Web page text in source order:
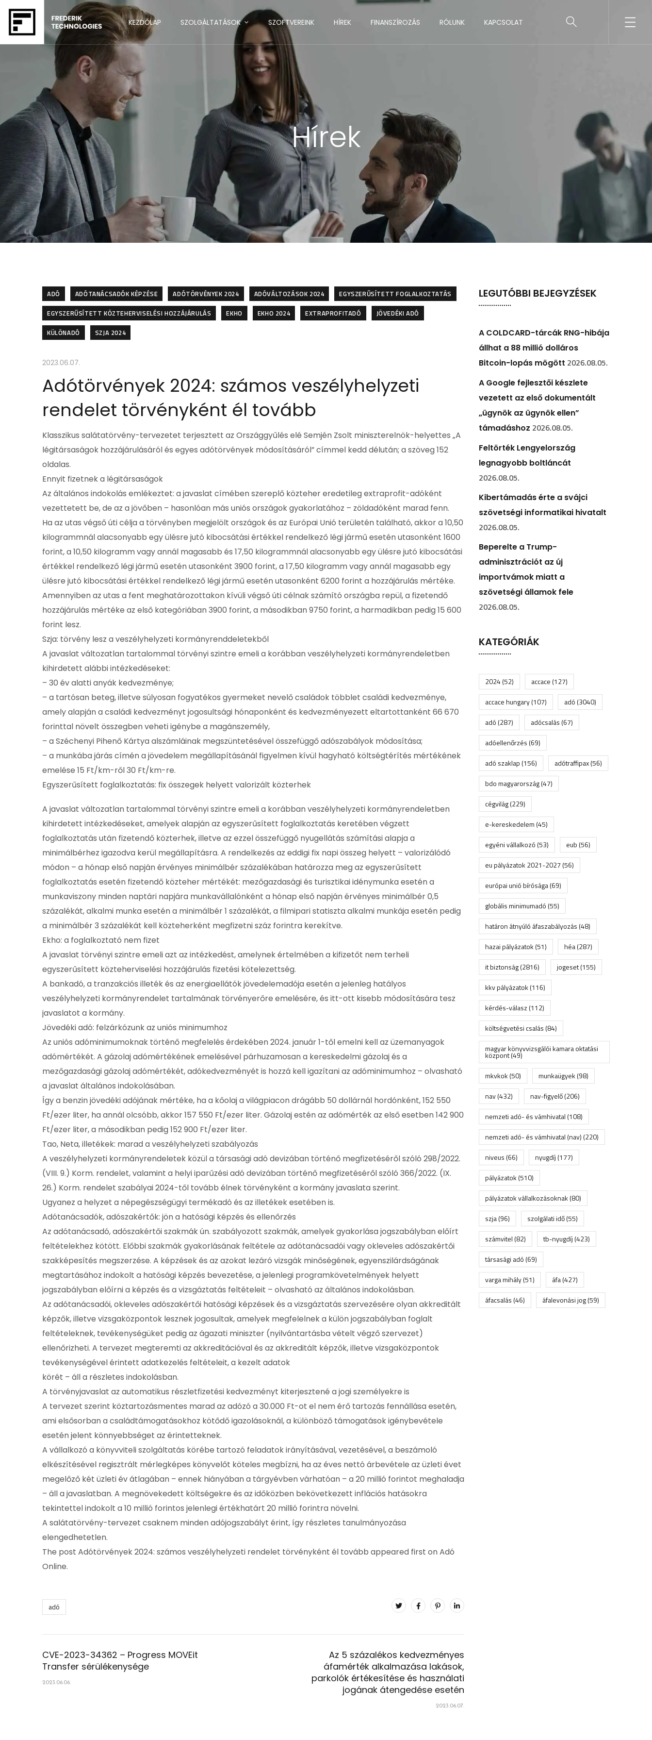
KEZDŐLAP SZOLGÁLTATÁSOK SZOFTVEREINK HÍREK FINANSZÍROZÁS RÓLUNK KAPCSOLAT
Hírek
ADÓ ADÓTANÁCSADÓK KÉPZÉSE ADÓTÖRVÉNYEK 2024 ADÓVÁLTOZÁSOK 2024
EGYSZERŰSÍTETT FOGLALKOZTATÁS
EGYSZERŰSÍTETT KÖZTEHERVISELÉSI HOZZÁJÁRULÁS
EKHO EKHO 2024 EXTRAPROFITADÓ
JÖVEDÉKI ADÓ
KÜLÖNADÓ
SZJA 2024
2023.06.07.
Adótörvények 2024: számos veszélyhelyzeti
rendelet törvényként él tovább
Klasszikus salátatörvény-tervezetet terjesztett az Országgyűlés elé Semjén Zsolt miniszterelnök-helyettes „A
légitársaságok hozzájárulásáról és egyes adótörvények módosításáról” címmel kedd délután; a szöveg 152
oldalas.
Ennyit fizetnek a légitársaságok
Az általános indokolás emlékeztet: a javaslat címében szereplő közteher eredetileg extraprofit-adóként
vezettetett be, de az a jövőben – hasonlóan más uniós országok gyakorlatához – zöldadóként marad fenn.
Ha az utas végső úti célja a törvényben megjelölt országok és az Európai Unió területén található, akkor a 10,50
kilogrammnál alacsonyabb egy ülésre jutó kibocsátási értékkel rendelkező légi jármű esetén utasonként 1600
forint, a 10,50 kilogramm vagy annál magasabb és 17,50 kilogrammnál alacsonyabb egy ülésre jutó kibocsátási
értékkel rendelkező légi jármű esetén utasonként 3900 forint, a 17,50 kilogramm vagy annál magasabb egy
ülésre jutó kibocsátási értékkel rendelkező légi jármű esetén utasonként 6200 forint a hozzájárulás mértéke.
Amennyiben az utas a fent meghatározottakon kívüli végső úti célnak számító országba repül, a fizetendő
hozzájárulás mértéke az első kategóriában 3900 forint, a másodikban 9750 forint, a harmadikban pedig 15 600
forint lesz.
Szja: törvény lesz a veszélyhelyzeti kormányrenddeletekből
A javaslat változatlan tartalommal törvényi szintre emeli a korábban veszélyhelyzeti kormányrendeletben
kihirdetett alábbi intézkedéseket:
– 30 év alatti anyák kedvezménye;
– a tartósan beteg, illetve súlyosan fogyatékos gyermeket nevelő családok többlet családi kedvezménye,
amely alapján a családi kedvezményt jogosultsági hónaponként és kedvezményezett eltartottanként 66 670
forinttal növelt összegben veheti igénybe a magánszemély,
– a Széchenyi Pihenő Kártya alszámláinak megszüntetésével összefüggő adószabályok módosítása;
– a munkába járás címén a jövedelem megállapításánál figyelmen kívül hagyható költségtérítés mértékének
emelése 15 Ft/km-ről 30 Ft/km-re.
Egyszerűsített foglalkoztatás: fix összegek helyett valorizált közterhek
A javaslat változatlan tartalommal törvényi szintre emeli a korábban veszélyhelyzeti kormányrendeletben
kihirdetett intézkedéseket, amelyek alapján az egyszerűsített foglalkoztatás keretében végzett
foglalkoztatás után fizetendő közterhek, illetve az ezzel összefüggő nyugellátás számítási alapja a
minimálbérhez igazodva kerül megállapításra. A rendelkezés az eddigi fix napi összeg helyett – valorizálódó
módon – a hónap első napján érvényes minimálbér százalékában határozza meg az egyszerűsített
foglalkoztatás esetén fizetendő közteher mértékét: mezőgazdasági és turisztikai idénymunka esetén a
munkaviszony minden naptári napjára munkavállalónként a hónap első napján érvényes minimálbér 0,5
százalékát, alkalmi munka esetén a minimálbér 1 százalékát, a filmipari statiszta alkalmi munkája esetén pedig
a minimálbér 3 százalékát kell közteherként megfizetni száz forintra kerekítve.
Ekho: a foglalkoztató nem fizet
A javaslat törvényi szintre emeli azt az intézkedést, amelynek értelmében a kifizetőt nem terheli
egyszerűsített közteherviselési hozzájárulás fizetési kötelezettség.
A bankadó, a tranzakciós illeték és az energiaellátók jövedelemadója esetén a jelenleg hatályos
veszélyhelyzeti kormányrendelet tartalmának törvényerőre emelésére, és itt-ott kisebb módosítására tesz
javaslatot a kormány.
Jövedéki adó: felzárkózunk az uniós minimumhoz
Az uniós adóminimumoknak történő megfelelés érdekében 2024. január 1-től emelni kell az üzemanyagok
adómértékét. A gázolaj adómértékének emelésével párhuzamosan a kereskedelmi gázolaj és a
mezőgazdasági gázolaj adómértékét, adókedvezményét is hozzá kell igazítani az adóminimumhoz – olvasható
a javaslat általános indokolásában.
Így a benzin jövedéki adójának mértéke, ha a kőolaj a világpiacon drágább 50 dollárnál hordónként, 152 550
Ft/ezer liter, ha annál olcsóbb, akkor 157 550 Ft/ezer liter. Gázolaj estén az adómérték az első esetben 142 900
Ft/ezer liter, a másodikban pedig 152 900 Ft/ezer liter.
Tao, Neta, illetékek: marad a veszélyhelyzeti szabályozás
A veszélyhelyzeti kormányrendeletek közül a társasági adó devizában történő megfizetéséről szóló 298/2022.
(VIII. 9.) Korm. rendelet, valamint a helyi iparűzési adó devizában történő megfizetéséről szóló 366/2022. (IX.
26.) Korm. rendelet szabályai 2024-től tovább élnek törvényként a kormány javaslata szerint.
Ugyanez a helyzet a népegészségügyi termékadó és az illetékek esetében is.
Adótanácsadók, adószakértők: jön a hatósági képzés és ellenőrzés
Az adótanácsadó, adószakértői szakmák ún. szabályozott szakmák, amelyek gyakorlása jogszabályban előírt
feltételekhez kötött. Előbbi szakmák gyakorlásának feltétele az adótanácsadói vagy okleveles adószakértői
szakképesítés megszerzése. A képzések és az azokat lezáró vizsgák minőségének, egyenszilárdságának
megtartásához indokolt a hatósági képzés bevezetése, a jelenlegi programkövetelmények helyett
jogszabályban előírni a képzés és a vizsgáztatás feltételeit – olvasható az általános indokolásban.
Az adótanácsadói, okleveles adószakértői hatósági képzések és a vizsgáztatás szervezésére olyan akkreditált
képzők, illetve vizsgaközpontok lesznek jogosultak, amelyek megfelelnek a külön jogszabályban foglalt
feltételeknek, tevékenységüket pedig az ágazati miniszter (nyilvántartásba vételt végző szervezet)
ellenőrizheti. A tervezet megteremti az akkreditációval és az akkreditált képzők, illetve vizsgaközpontok
tevékenységével érintett adatkezelés feltételeit, a kezelt adatok
körét – áll a részletes indokolásban.
A törvényjavaslat az automatikus részletfizetési kedvezményt kiterjesztené a jogi személyekre is
A tervezet szerint köztartozásmentes marad az adózó a 30.000 Ft-ot el nem érő tartozás fennállása esetén,
ami elsősorban a családtámogatásokhoz kötődő igazolásoknál, a különböző támogatások igénybevétele
esetén jelent könnyebbséget az érintetteknek.
A vállalkozó a könyvviteli szolgáltatás körébe tartozó feladatok irányításával, vezetésével, a beszámoló
elkészítésével regisztrált mérlegképes könyvelőt köteles megbízni, ha az éves nettó árbevétele az üzleti évet
megelőző két üzleti év átlagában – ennek hiányában a tárgyévben várhatóan – a 20 millió forintot meghaladja
– áll a javaslatban. A megnövekedett költségekre és az időközben bekövetkezett inflációs hatásokra
tekintettel indokolt a 10 millió forintos jelenlegi értékhatárt 20 millió forintra növelni.
A salátatörvény-tervezet csaknem minden adójogszabályt érint, így részletes tanulmányozása
elengedhetetlen.
The post Adótörvények 2024: számos veszélyhelyzeti rendelet törvényként él tovább appeared first on Adó
Online.
adó
CVE-2023-34362 – Progress MOVEit
Transfer sérülékenysége
2023.06.06.
Az 5 százalékos kedvezményes
áfamérték alkalmazása lakások,
parkolók értékesítése és használati
jogának átengedése esetén
2023.06.07.
LEGUTÓBBI BEJEGYZÉSEK
A COLDCARD-tárcák RNG-hibája
állhat a 88 millió dolláros
Bitcoin-lopás mögött 2026.08.05.
A Google fejlesztői készlete
vezetett az első dokumentált
„ügynök az ügynök ellen”
támadáshoz 2026.08.05.
Feltörték Lengyelország
legnagyobb boltláncát
2026.08.05.
Kibertámadás érte a svájci
szövetségi informatikai hivatalt
2026.08.05.
Beperelte a Trump-
adminisztrációt az új
importvámok miatt a
szövetségi államok fele
2026.08.05.
KATEGÓRIÁK
2024(52) accace(127)
accace hungary(107) adó(3040)
adó(287) adócsalás(67)
adóellenőrzés(69)
adó szaklap(156) adótraffipax(56)
bdo magyarország(47)
cégvilág(229)
e-kereskedelem(45)
egyéni vállalkozó(53) eub(56)
eu pályázatok 2021-2027(56)
európai unió bírósága(69)
globális minimumadó(55)
határon átnyúló áfaszabályozás(48)
hazai pályázatok(51) héa(287)
it biztonság(2816) jogeset(155)
kkv pályázatok(116)
kérdés-válasz(112)
költségvetési csalás(84)
magyar könyvvizsgálói kamara oktatási
központ(49)
mkvkok(50) munkaügyek(98)
nav(432) nav-figyelő(206)
nemzeti adó- és vámhivatal(108)
nemzeti adó- és vámhivatal (nav)(220)
niveus(66) nyugdíj(177)
pályázatok(510)
pályázatok vállalkozásoknak(80)
szja(96) szolgálati idő(55)
számvitel(82) tb-nyugdíj(423)
társasági adó(69)
varga mihály(51) áfa(427)
áfacsalás(46) áfalevonási jog(59)